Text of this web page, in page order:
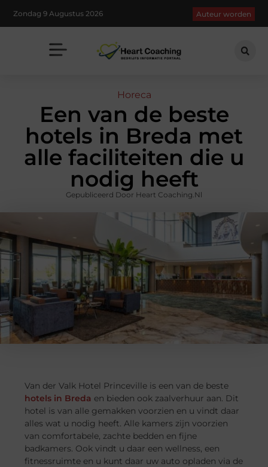
Zondag 9 Augustus 2026 Auteur worden
Horeca
Een van de beste
hotels in Breda met
alle faciliteiten die u
nodig heeft
Gepubliceerd Door Heart Coaching.nl
Van der Valk Hotel Princeville is een van de beste
hotels in Breda en bieden ook zaalverhuur aan. Dit
hotel is van alle gemakken voorzien en u vindt daar
alles wat u nodig heeft. Alle kamers zijn voorzien
van comfortabele, zachte bedden en fijne
badkamers. Ook vindt u daar een wellness, een
fitnessruimte en u kunt daar uw auto opladen via de